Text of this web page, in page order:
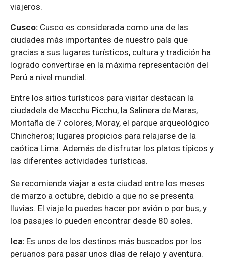
viajeros.
Cusco: Cusco es considerada como una de las
ciudades más importantes de nuestro país que
gracias a sus lugares turísticos, cultura y tradición ha
logrado convertirse en la máxima representación del
Perú a nivel mundial.
Entre los sitios turísticos para visitar destacan la
ciudadela de Macchu Picchu, la Salinera de Maras,
Montaña de 7 colores, Moray, el parque arqueológico
Chincheros; lugares propicios para relajarse de la
caótica Lima. Además de disfrutar los platos típicos y
las diferentes actividades turísticas.
Se recomienda viajar a esta ciudad entre los meses
de marzo a octubre, debido a que no se presenta
lluvias. El viaje lo puedes hacer por avión o por bus, y
los pasajes lo pueden encontrar desde 80 soles.
Ica: Es unos de los destinos más buscados por los
peruanos para pasar unos días de relajo y aventura.